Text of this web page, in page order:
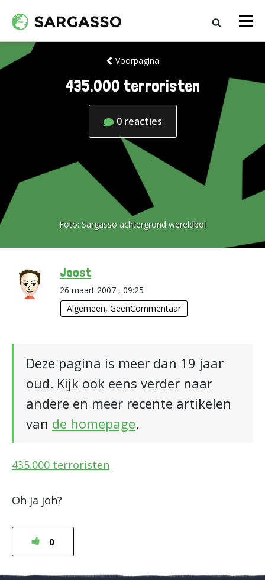
Voorpagina
435.000 terroristen
0 reacties
Foto: Sargasso achtergrond wereldbol
Joost
26 maart 2007 , 09:25
Algemeen,GeenCommentaar
Deze pagina is meer dan 19 jaar
oud. Kijk ook eens verder naar
andere en meer recente artikelen
van de homepage.
435.000 terroristen
Oh ja joh?
0